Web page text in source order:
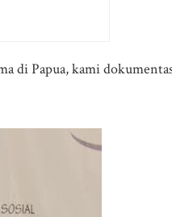
di Papua, kami